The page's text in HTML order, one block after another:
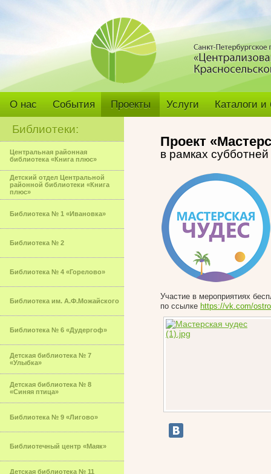
О нас События Проекты Услуги Каталоги
Библиотеки:
Центральная районная
библиотека «Книга плюс»
Детский отдел Центральной
районной библиотеки «Книга
плюс»
Библиотека № 1 «Ивановка»
Библиотека № 2
Библиотека № 4 «Горелово»
Библиотека им. А.Ф.Можайского
Библиотека № 6 «Дудергоф»
Детская библиотека № 7
«Улыбка»
Детская библиотека № 8
«Синяя птица»
Библиотека № 9 «Лигово»
Библиотечный центр «Маяк»
Детская библиотека № 11
Проект
в рамках
Участие в мероприятиях
по ссылке https://vk.com/